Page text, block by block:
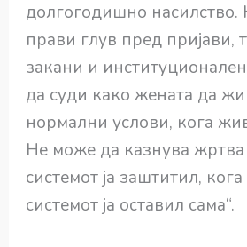
долгогодишно
прави глув пред пријави,
закани и
да суди како жената да
нормални услови, кога
Не може да казнува
системот ја заштитил,
системот ја оставил сама“.